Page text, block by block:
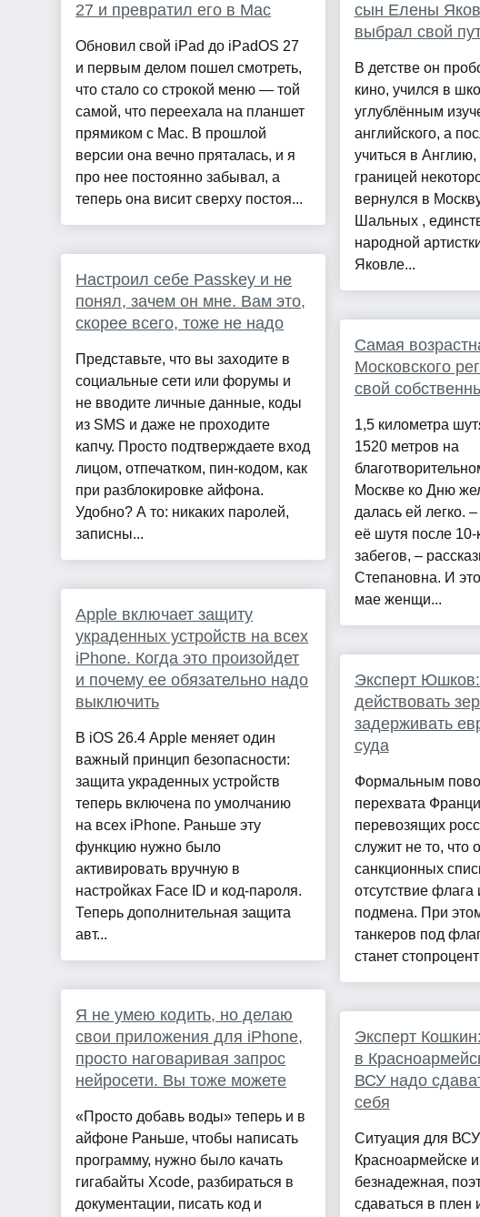
27 и превратил его в Mac
Обновил свой iPad до iPadOS 27
и первым делом пошел смотреть,
что стало со строкой меню — той
самой, что переехала на планшет
прямиком с Mac. В прошлой
версии она вечно пряталась, и я
про нее постоянно забывал, а
теперь она висит сверху постоя...
Настроил себе Passkey и не
понял, зачем он мне. Вам это,
скорее всего, тоже не надо
Представьте, что вы заходите в
социальные сети или форумы и
не вводите личные данные, коды
из SMS и даже не проходите
капчу. Просто подтверждаете вход
лицом, отпечатком, пин-кодом, как
при разблокировке айфона.
Удобно? А то: никаких паролей,
записны...
Apple включает защиту
украденных устройств на всех
iPhone. Когда это произойдет
и почему ее обязательно надо
выключить
В iOS 26.4 Apple меняет один
важный принцип безопасности:
защита украденных устройств
теперь включена по умолчанию
на всех iPhone. Раньше эту
функцию нужно было
активировать вручную в
настройках Face ID и код-пароля.
Теперь дополнительная защита
авт...
Я не умею кодить, но делаю
свои приложения для iPhone,
просто наговаривая запрос
нейросети. Вы тоже можете
«Просто добавь воды» теперь и в
айфоне Раньше, чтобы написать
программу, нужно было качать
гигабайты Xcode, разбираться в
документации, писать код и
сын Елены
выбрал свой
В детстве он
кино, учился в
углублённым
английского, а
учиться в
границей
вернулся в
Шальных ,
народной
Яковле...
Самая
Московского
свой
1,5 километра
1520 метров на
Москве ко Дню
далась ей легко.
её шутя после
забегов, –
Степановна. И
мае женщи...
Эксперт
действовать
задерживать
суда
Формальным
перехвата
перевозящих
служит не то, что
санкционных
отсутствие флага
подмена. При
танкеров под
станет
Эксперт
в
ВСУ надо
себя
Ситуация для
Красноармейске
безнадежная,
сдаваться в плен